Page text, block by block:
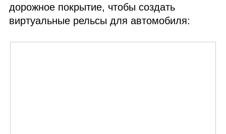
дорожное покрытие, чтобы создать
виртуальные рельсы для автомобиля: